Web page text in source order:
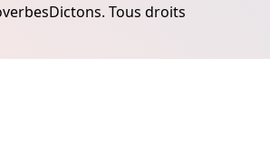
Tous droits